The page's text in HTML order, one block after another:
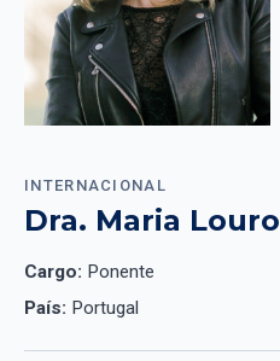
INTERNACIONAL
Dra. Maria Louro
Cargo: Ponente
País: Portugal